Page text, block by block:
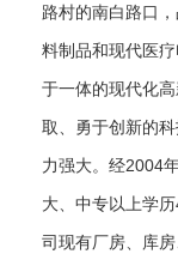
路村的南白路口
料制品和现代医
于一体的现代化
取、勇于创新的
力强大。经2004
大、中专以上学
司现有厂房、库